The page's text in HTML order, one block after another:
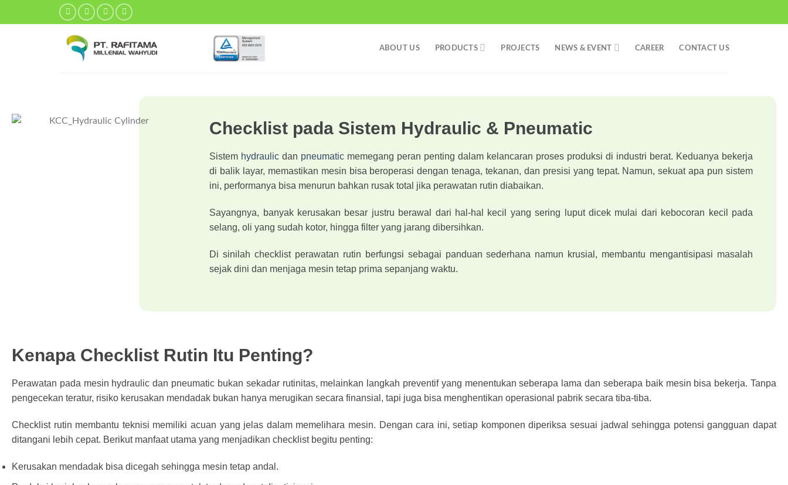
ABOUT US PRODUCTS PROJECTS NEWS & EVENT CAREER CONTACT US
Checklist pada Sistem Hydraulic & Pneumatic
Sistem hydraulic dan pneumatic memegang peran penting dalam kelancaran proses produksi di industri berat. Keduanya bekerja
di balik layar, memastikan mesin bisa beroperasi dengan tenaga, tekanan, dan presisi yang tepat. Namun, sekuat apa pun sistem
ini, performanya bisa menurun bahkan rusak total jika perawatan rutin diabaikan.
Sayangnya, banyak kerusakan besar justru berawal dari hal-hal kecil yang sering luput dicek mulai dari kebocoran kecil pada
selang, oli yang sudah kotor, hingga filter yang jarang dibersihkan.
Di sinilah checklist perawatan rutin berfungsi sebagai panduan sederhana namun krusial, membantu mengantisipasi masalah
sejak dini dan menjaga mesin tetap prima sepanjang waktu.
Kenapa Checklist Rutin Itu Penting?
Perawatan pada mesin hydraulic dan pneumatic bukan sekadar rutinitas, melainkan langkah preventif yang menentukan seberapa lama dan seberapa baik mesin bisa bekerja. Tanpa
pengecekan teratur, risiko kerusakan mendadak bukan hanya merugikan secara finansial, tapi juga bisa menghentikan operasional pabrik secara tiba-tiba.
Checklist rutin membantu teknisi memiliki acuan yang jelas dalam memelihara mesin. Dengan cara ini, setiap komponen diperiksa sesuai jadwal sehingga potensi gangguan dapat
ditangani lebih cepat. Berikut manfaat utama yang menjadikan checklist begitu penting:
Kerusakan mendadak bisa dicegah sehingga mesin tetap andal.